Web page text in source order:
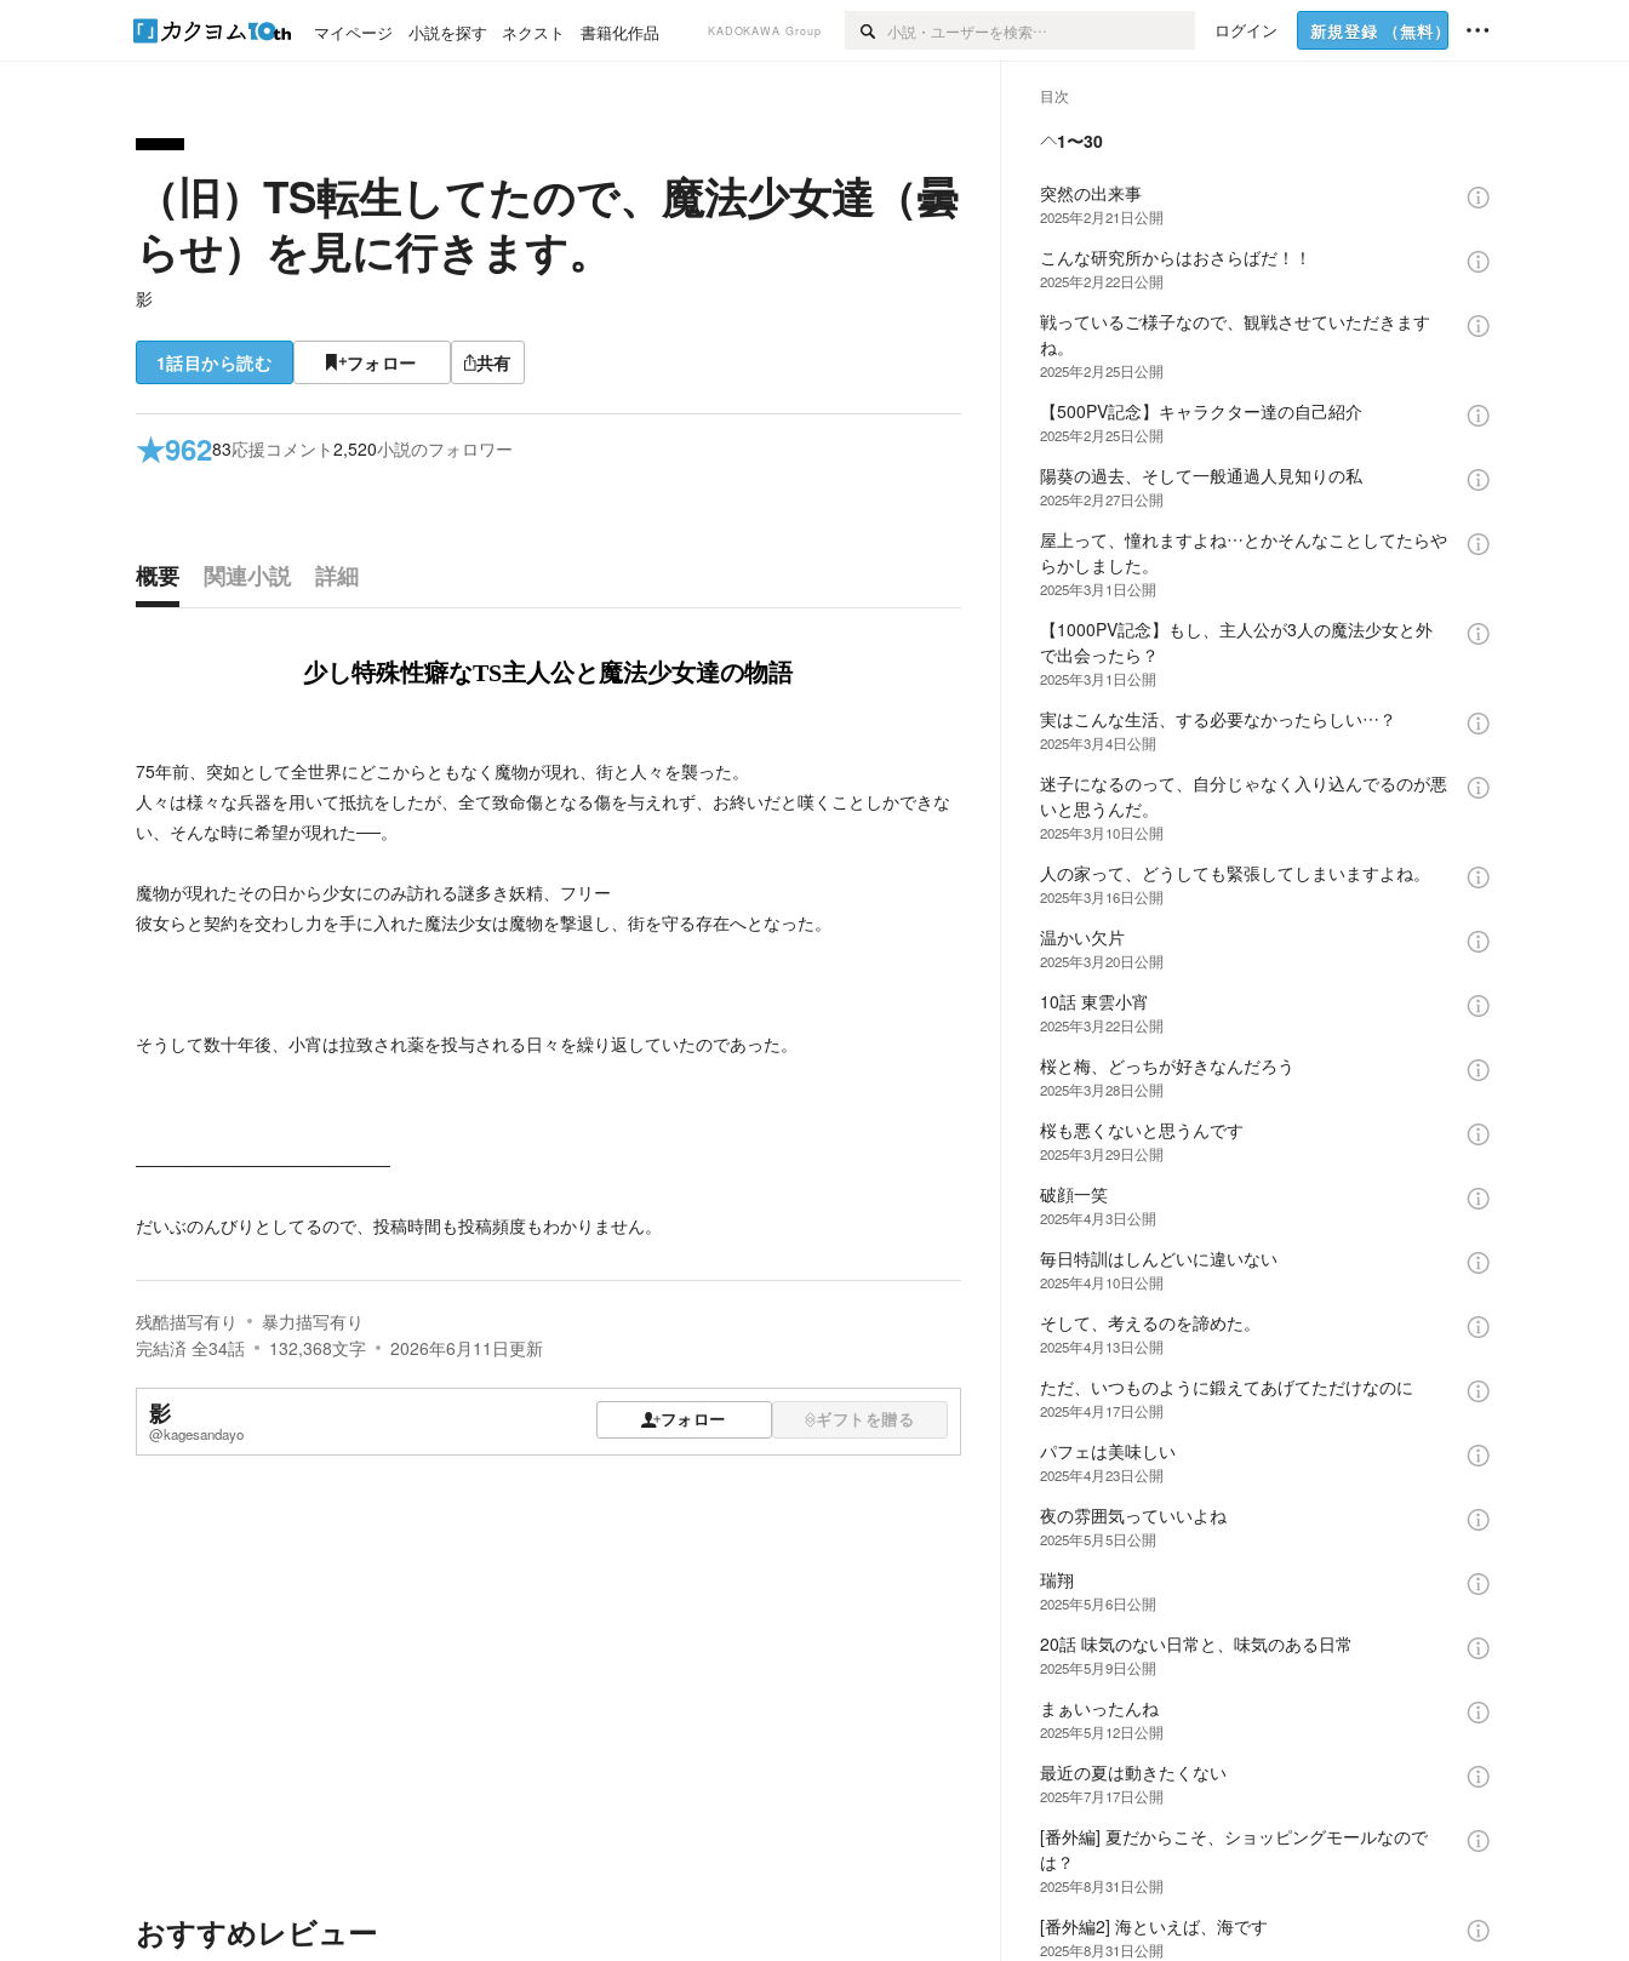
マイページ 小説を探す ネクスト 書籍化作品 KADOKAWA Group ログイン 新規登録 （無料）
（旧）TS転生してたので、魔法少女達（曇
らせ）を見に行きます。
影
1話目から読む フォロー 共有
★96283応援コメント2,520小説のフォロワー
概要 関連小説
詳細
少し特殊性癖なTS主人公と魔法少女達の物語
75年前、突如として全世界にどこからともなく魔物が現れ、街と人々を襲った。
人々は様々な兵器を用いて抵抗をしたが、全て致命傷となる傷を与えれず、お終いだと嘆くことしかできな
い、そんな時に希望が現れた──。
魔物が現れたその日から少女にのみ訪れる謎多き妖精、フリー
彼女らと契約を交わし力を手に入れた魔法少女は魔物を撃退し、街を守る存在へとなった。
そうして数十年後、小宵は拉致され薬を投与される日々を繰り返していたのであった。
─────────────────────
だいぶのんびりとしてるので、投稿時間も投稿頻度もわかりません。
残酷描写有り
暴力描写有り
完結済 全34話 132,368文字 2026年6月11日更新
影
@kagesandayo
フォロー ギフトを贈る
おすすめレビュー
目次
1〜30
突然の出来事
2025年2月21日公開
こんな研究所からはおさらばだ！！
2025年2月22日公開
戦っているご様子なので、観戦させていただきます
ね。
2025年2月25日公開
【500PV記念】キャラクター達の自己紹介
2025年2月25日公開
陽葵の過去、そして一般通過人見知りの私
2025年2月27日公開
屋上って、憧れますよね…とかそんなことしてたらや
らかしました。
2025年3月1日公開
【1000PV記念】もし、主人公が3人の魔法少女と外
で出会ったら？
2025年3月1日公開
実はこんな生活、する必要なかったらしい…？
2025年3月4日公開
迷子になるのって、自分じゃなく入り込んでるのが悪
いと思うんだ。
2025年3月10日公開
人の家って、どうしても緊張してしまいますよね。
2025年3月16日公開
温かい欠片
2025年3月20日公開
10話 東雲小宵
2025年3月22日公開
桜と梅、どっちが好きなんだろう
2025年3月28日公開
桜も悪くないと思うんです
2025年3月29日公開
破顔一笑
2025年4月3日公開
毎日特訓はしんどいに違いない
2025年4月10日公開
そして、考えるのを諦めた。
2025年4月13日公開
ただ、いつものように鍛えてあげてただけなのに
2025年4月17日公開
パフェは美味しい
2025年4月23日公開
夜の雰囲気っていいよね
2025年5月5日公開
瑞翔
2025年5月6日公開
20話 味気のない日常と、味気のある日常
2025年5月9日公開
まぁいったんね
2025年5月12日公開
最近の夏は動きたくない
2025年7月17日公開
[番外編] 夏だからこそ、ショッピングモールなので
は？
2025年8月31日公開
[番外編2] 海といえば、海です
2025年8月31日公開